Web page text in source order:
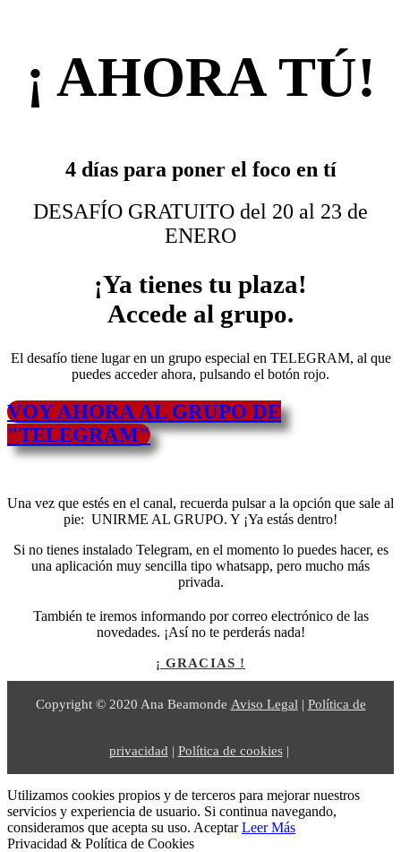
¡ AHORA TÚ!
4 días para poner el foco en tí
DESAFÍO GRATUITO del 20 al 23 de
ENERO
¡Ya tienes tu plaza!
Accede al grupo.
El desafío tiene lugar en un grupo especial en TELEGRAM, al que
puedes acceder ahora, pulsando el botón rojo.
VOY AHORA AL GRUPO DE
"TELEGRAM"
Una vez que estés en el canal, recuerda pulsar a la opción que sale al
pie: UNIRME AL GRUPO. Y ¡Ya estás dentro!
Si no tienes instalado Telegram, en el momento lo puedes hacer, es
una aplicación muy sencilla tipo whatsapp, pero mucho más
privada.
También te iremos informando por correo electrónico de las
novedades. ¡Así no te perderás nada!
¡ GRACIAS !
Copyright © 2020 Ana Beamonde Aviso Legal | Política de
privacidad | Política de cookies|
Utilizamos cookies propios y de terceros para mejorar nuestros
servicios y experiencia de usuario. Si continua navegando,
consideramos que acepta su uso. Aceptar Leer Más
Privacidad & Política de Cookies